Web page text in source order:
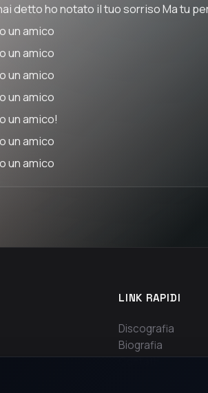
detto ho notato il tuo sorriso Ma tu
un amico
un amico
un amico
un amico
un amico!
un amico
un amico
LINK RAPIDI
Discografia
Biografia
Contatti